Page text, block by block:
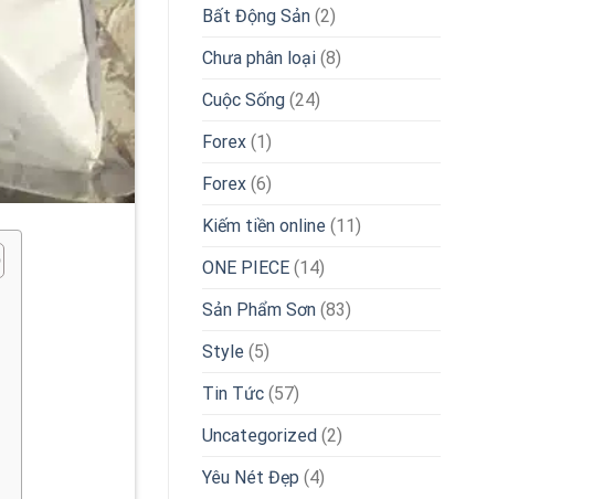
Bất Động Sản(2)
Chưa phân loại(8)
Cuộc Sống(24)
Forex(1)
Forex(6)
Kiếm tiền online(11)
ONE PIECE(14)
Sản Phẩm Sơn(83)
Style(5)
Tin Tức(57)
Uncategorized(2)
Yêu Nét Đẹp (4)